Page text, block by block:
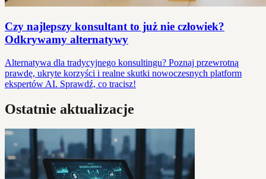
Czy najlepszy konsultant to już nie człowiek?
Odkrywamy alternatywy
Alternatywa dla tradycyjnego konsultingu? Poznaj przewrotną
prawdę, ukryte korzyści i realne skutki nowoczesnych platform
ekspertów AI. Sprawdź, co tracisz!
Ostatnie aktualizacje